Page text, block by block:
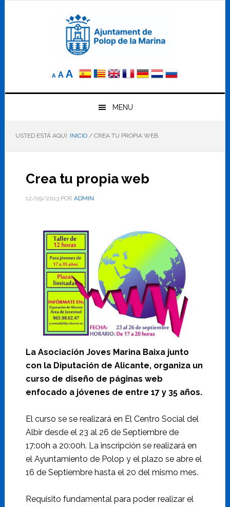
A
Reducir
elA Tamaño
AAumentar
el
tamaño
letra
MENU
USTED ESTÁ AQUÍ: INICIO /CREA TU PROPIA WEB
Crea tu propia web
12/09/2013POR ADMIN
La Asociación Joves Marina Baixa junto
con la Diputación de Alicante, organiza un
curso de diseño de páginas web
enfocado a jóvenes de entre 17 y 35 años.
El curso se se realizará en El Centro Social del
Albir desde el 23 al 26 de Septiembre de
17:00h a 20:00h. La inscripción se realizará en
el Ayuntamiento de Polop y el plazo se abre el
16 de Septiembre hasta el 20 del mismo mes.
Requisito fundamental para poder realizar el